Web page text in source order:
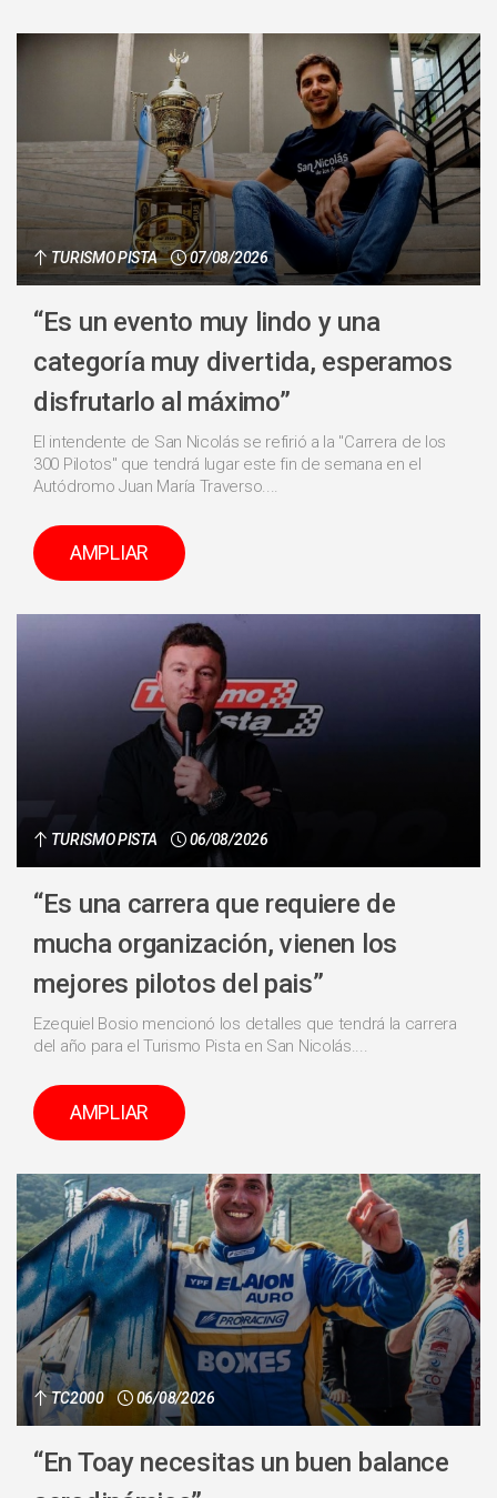
TURISMO PISTA 07/08/2026
“Es un evento muy lindo y una
categoría muy divertida, esperamos
disfrutarlo al máximo”
El intendente de San Nicolás se refirió a la "Carrera de los
300 Pilotos" que tendrá lugar este fin de semana en el
Autódromo Juan María Traverso....
AMPLIAR
TURISMO PISTA 06/08/2026
“Es una carrera que requiere de
mucha organización, vienen los
mejores pilotos del pais”
Ezequiel Bosio mencionó los detalles que tendrá la carrera
del año para el Turismo Pista en San Nicolás....
AMPLIAR
TC2000 06/08/2026
“En Toay necesitas un buen balance